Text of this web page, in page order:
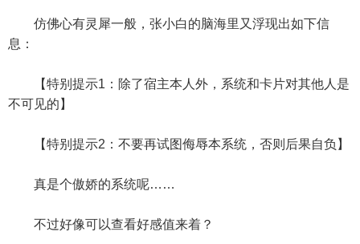
仿佛心有灵犀一般，张小白的脑海里又浮现出如下信
息：
【特别提示1：除了宿主本人外，系统和卡片对其他人是
不可见的】
【特别提示2：不要再试图侮辱本系统，否则后果自负】
真是个傲娇的系统呢……
不过好像可以查看好感值来着？